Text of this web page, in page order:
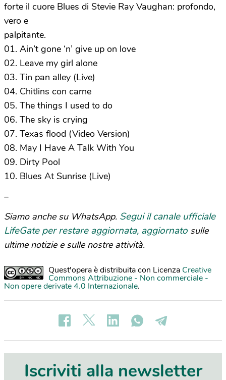
forte il cuore Blues di Stevie Ray Vaughan: profondo,
vero e
palpitante.
01. Ain’t gone ‘n’ give up on love
02. Leave my girl alone
03. Tin pan alley (Live)
04. Chitlins con carne
05. The things I used to do
06. The sky is crying
07. Texas flood (Video Version)
08. May I Have A Talk With You
09. Dirty Pool
10. Blues At Sunrise (Live)
–
Siamo anche su WhatsApp. Segui il canale ufficiale
LifeGate per restare aggiornata, aggiornato sulle
ultime notizie e sulle nostre attività.
Quest'opera è distribuita con Licenza Creative
Commons Attribuzione - Non commerciale -
Non opere derivate 4.0 Internazionale.
Iscriviti alla newsletter